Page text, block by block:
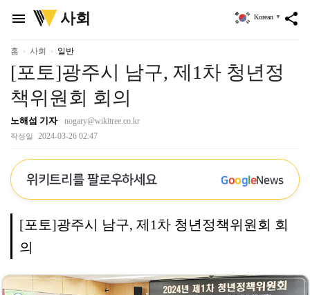
menu
위
키
리
사회 share
Korean ▼
홈 사회 일반
[포토]광주시 남구, 제1차 청년정
책위원회 회의
노해섭 기자 nogary@wikitree.co.kr
작성일 2024-03-26 02:47
위키트리를 팔로우하세요 GoogleNews
[포토]광주시 남구, 제1차 청년정책위원회 회
의